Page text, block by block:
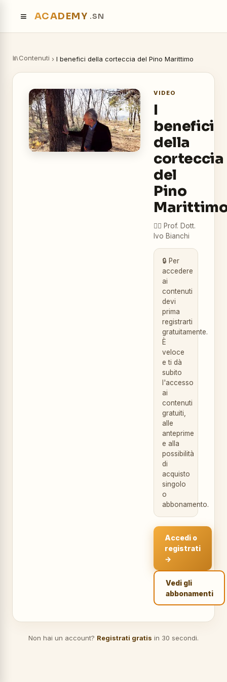
≡ ACADEMY .SN
Contenuti › I benefici della corteccia del Pino Marittimo
VIDEO
I
benefici
della
corteccia
del
Pino
👨‍⚕️ Prof. Dott.
Ivo Bianchi
🔒 Per
accedere
ai
contenuti
devi
prima
registrarti
gratuitamente.
È
veloce
e ti dà
subito
l'accesso
ai
contenuti
gratuiti,
alle
anteprime
e alla
possibilità
di
acquisto
singolo
o
abbonamento.
Accedi o
registrati
→
Vedi gli
abbonamenti
Non hai un account? Registrati gratis in 30 secondi.